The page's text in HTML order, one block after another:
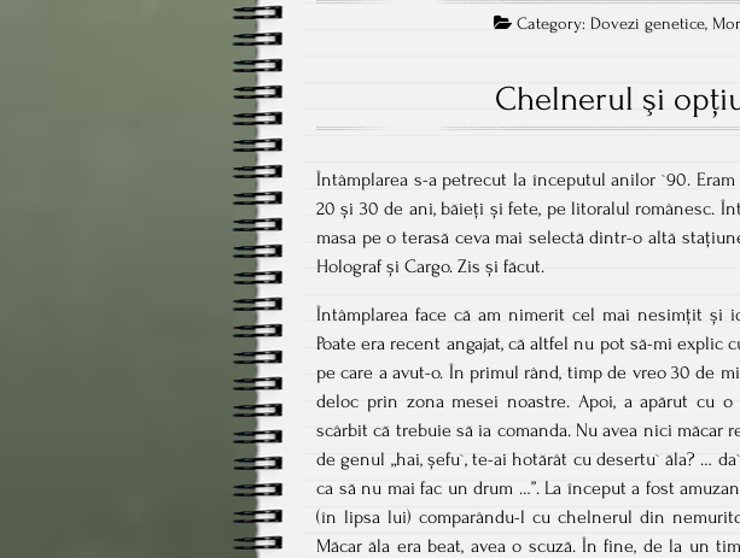
Category: Dovezi genetice,
Chelnerul şi
Întâmplarea s-a petrecut la începutul anilor `90.
20 și 30 de ani, băieți și fete, pe litoralul românesc.
masa pe o terasă ceva mai selectă dintr-o altă
Holograf și Cargo. Zis și făcut.
Întâmplarea face că am nimerit cel mai nesimțit și
Poate era recent angajat, că altfel nu pot să-mi
pe care a avut-o. În primul rând, timp de vreo 30 de
deloc prin zona mesei noastre. Apoi, a apărut cu
scârbit că trebuie să ia comanda. Nu avea nici măcar
de genul „hai, șefu`, te-ai hotărât cu desertu` ăla? …
ca să nu mai fac un drum …”. La început a fost
(în lipsa lui) comparându-l cu chelnerul din
Măcar ăla era beat, avea o scuză. În fine, de la un